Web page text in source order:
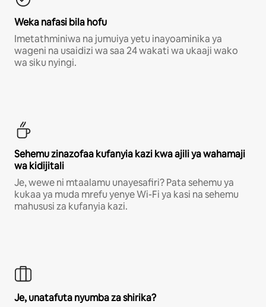
Weka nafasi bila hofu
Imetathminiwa na jumuiya yetu inayoaminika ya
wageni na usaidizi wa saa 24 wakati wa ukaaji wako
wa siku nyingi.
Sehemu zinazofaa kufanyia kazi kwa ajili ya wahamaji
wa kidijitali
Je, wewe ni mtaalamu unayesafiri? Pata sehemu ya
kukaa ya muda mrefu yenye Wi-Fi ya kasi na sehemu
mahususi za kufanyia kazi.
Je, unatafuta nyumba za shirika?